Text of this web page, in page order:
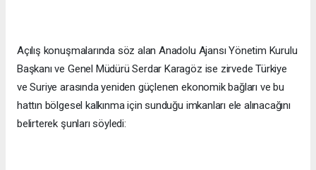
Açılış konuşmalarında söz alan Anadolu Ajansı Yönetim Kurulu
Başkanı ve Genel Müdürü Serdar Karagöz ise zirvede Türkiye
ve Suriye arasında yeniden güçlenen ekonomik bağları ve bu
hattın bölgesel kalkınma için sunduğu imkanları ele alınacağını
belirterek şunları söyledi: